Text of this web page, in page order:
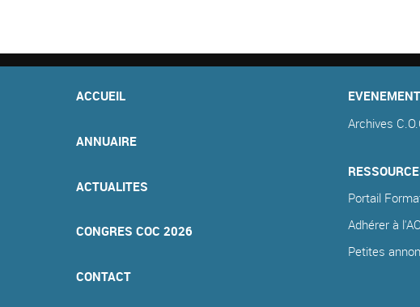
ACCUEIL
ANNUAIRE
ACTUALITES
CONGRES COC 2026
CONTACT
Archives
Portail
Adhérer à
Petites